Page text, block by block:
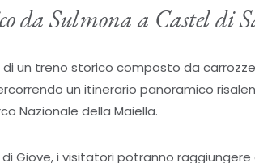
da Sulmona a Castel di
un treno storico composto da
un itinerario panoramico
Nazionale della Maiella.
Giove, i visitatori potranno